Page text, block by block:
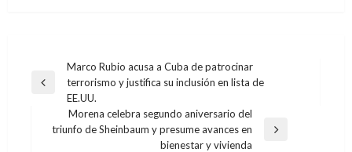
Navegación
de
entradas
Entrada
anterior
Marco Rubio acusa a Cuba de patrocinar
terrorismo y justifica su inclusión en lista de
EE.UU.
Entrada
Morena celebra segundo aniversario del
triunfo de Sheinbaum y presume avances en
bienestar y vivienda